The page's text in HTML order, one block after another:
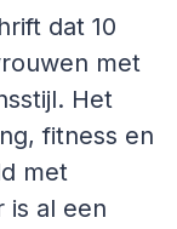
dat 10
met
Het
fitness en
met
is al een